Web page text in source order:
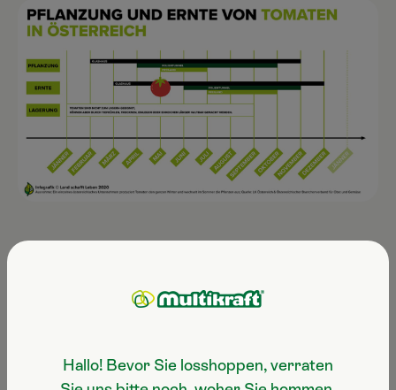
Hallo! Bevor Sie losshoppen, verraten